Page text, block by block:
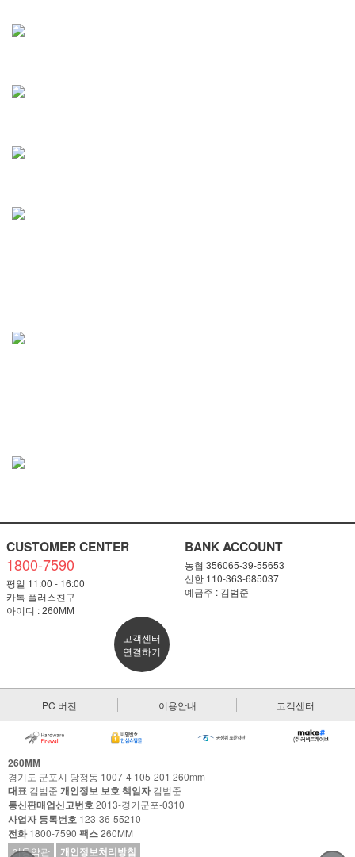
CUSTOMER CENTER
1800-7590
평일 11:00 - 16:00
카톡 플러스친구
아이디 : 260MM
고객센터
연결하기
BANK ACCOUNT
농협 356065-39-55653
신한 110-363-685037
예금주 : 김범준
PC 버전 이용안내 고객센터
260MM
경기도 군포시 당정동 1007-4 105-201 260mm
대표 김범준 개인정보 보호 책임자김범준
통신판매업신고번호2013-경기군포-0310
사업자 등록번호 123-36-55210
전화1800-7590 팩스260MM
이용약관
개인정보처리방침